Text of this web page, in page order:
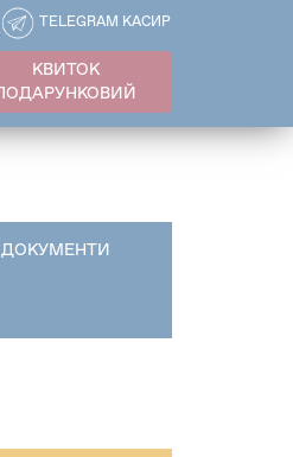
КВИТОК
TELEGRAM КАСИР
ДОКУМЕНТИ